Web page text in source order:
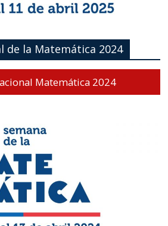
de la Matemática 2024
Matemática 2024